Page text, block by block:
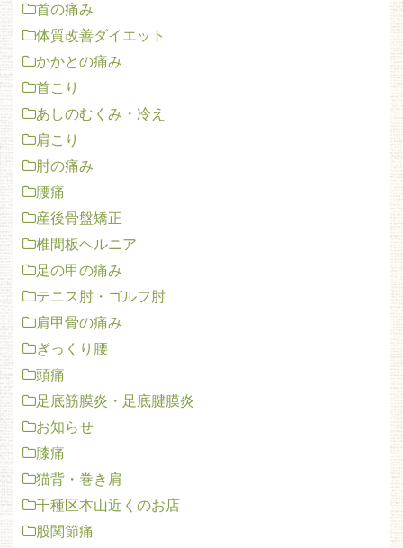
首の痛み
体質改善ダイエット
かかとの痛み
首こり
あしのむくみ・冷え
肩こり
肘の痛み
腰痛
産後骨盤矯正
椎間板ヘルニア
足の甲の痛み
テニス肘・ゴルフ肘
肩甲骨の痛み
ぎっくり腰
頭痛
足底筋膜炎・足底腱膜炎
お知らせ
膝痛
猫背・巻き肩
千種区本山近くのお店
股関節痛